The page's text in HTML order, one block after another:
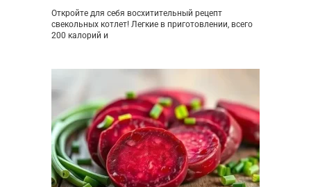
Откройте для себя восхитительный рецепт
свекольных котлет! Легкие в приготовлении, всего
200 калорий и